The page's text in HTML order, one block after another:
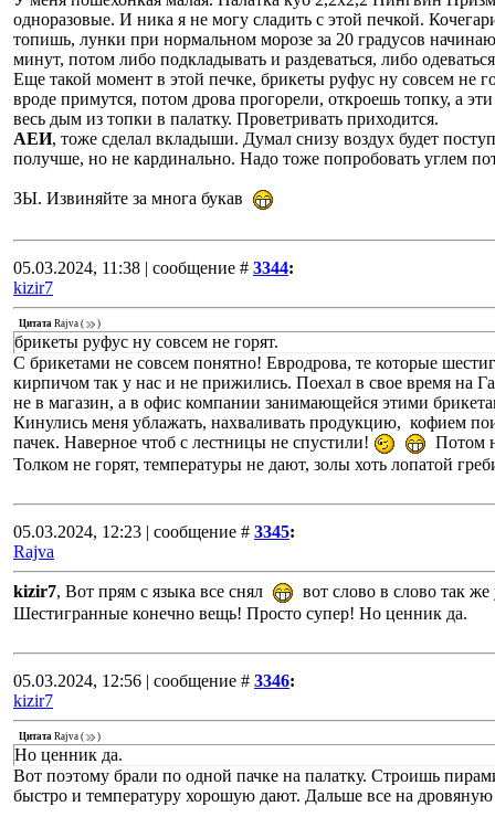
одноразовые. И ника я не могу сладить с этой печкой.
топишь, лунки при нормальном морозе за 20 градусов
минут, потом либо подкладывать и раздеваться, либо
Еще такой момент в этой печке, брикеты руфус ну совсем не
вроде примутся, потом дрова прогорели, откроешь топку, а
весь дым из топки в палатку. Проветривать приходится.
АЕИ, тоже сделал вкладыши. Думал снизу воздух будет
получше, но не кардинально. Надо тоже попробовать углем
ЗЫ. Извиняйте за многа букав
05.03.2024, 11:38 | сообщение # 3344:
kizir7
Цитата Rajva ( )
брикеты руфус ну совсем не горят.
С брикетами не совсем понятно! Евродрова, те которые
кирпичом так у нас и не прижились. Поехал в свое время на
не в магазин, а в офис компании занимающейся этими
Кинулись меня ублажать, нахваливать продукцию, кофием
пачек. Наверное чтоб с лестницы не спустили!
Потом
Толком не горят, температуры не дают, золы хоть лопатой
05.03.2024, 12:23 | сообщение # 3345:
Rajva
kizir7, Вот прям с языка все снял
вот слово в слово так
Шестигранные конечно вещь! Просто супер! Но ценник да.
05.03.2024, 12:56 | сообщение # 3346:
kizir7
Цитата Rajva ( )
Но ценник да.
Вот поэтому брали по одной пачке на палатку. Строишь
быстро и температуру хорошую дают. Дальше все на дровяную